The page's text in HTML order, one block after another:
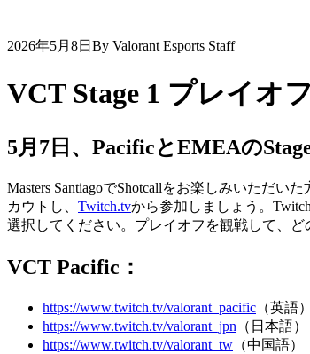
2026年5月8日 By Valorant Esports Staff
VCT Stage 1 プレイオ
5月7日、PacificとEMEAの
Masters SantiagoでShotcallをお楽しみいただい
カウトし、 Twitch.tvから参加しましょう。
選択してください。プレイオフを観戦して、ど
VCT Pacific：
https://www.twitch.tv/valorant_pacific （英語）
https://www.twitch.tv/valorant_jpn （日本語）
https://www.twitch.tv/valorant_tw （中国語）